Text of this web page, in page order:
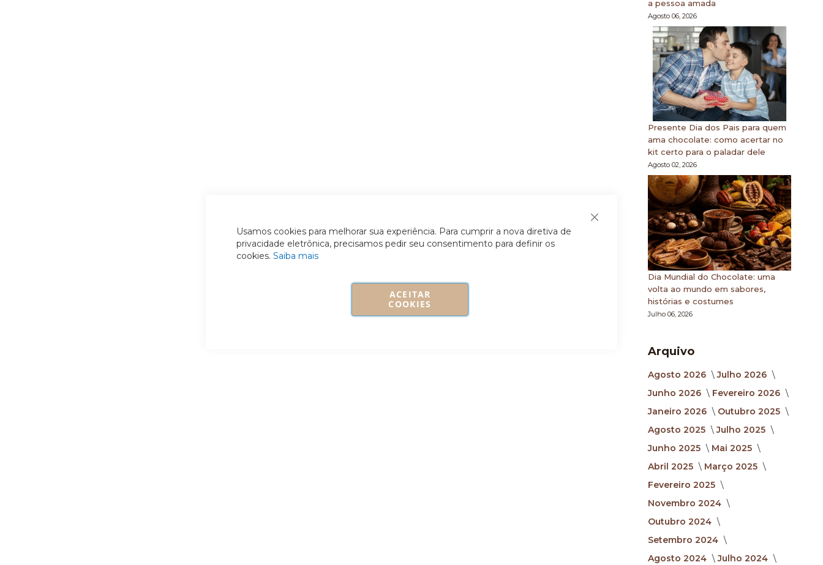
Fechar
Usamos cookies para melhorar sua experiência. Para cumprir a nova diretiva de
privacidade eletrônica, precisamos pedir seu consentimento para definir os
cookies. Saiba mais
ACEITAR
COOKIES
a pessoa amada
Agosto 06, 2026
Presente Dia dos Pais para quem
ama chocolate: como acertar no
kit certo para o paladar dele
Agosto 02, 2026
Dia Mundial do Chocolate: uma
volta ao mundo em sabores,
histórias e costumes
Julho 06, 2026
Arquivo
Agosto 2026
Julho 2026
Junho 2026
Fevereiro 2026
Janeiro 2026
Outubro 2025
Agosto 2025
Julho 2025
Junho 2025
Mai 2025
Abril 2025
Março 2025
Fevereiro 2025
Novembro 2024
Outubro 2024
Setembro 2024
Agosto 2024
Julho 2024